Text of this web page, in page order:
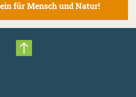
für Mensch und Natur!
Nach oben scrollen